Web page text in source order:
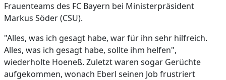
Frauenteams des FC Bayern bei Ministerpräsident
Markus Söder (CSU).
"Alles, was ich gesagt habe, war für ihn sehr hilfreich.
Alles, was ich gesagt habe, sollte ihm helfen",
wiederholte Hoeneß. Zuletzt waren sogar Gerüchte
aufgekommen, wonach Eberl seinen Job frustriert